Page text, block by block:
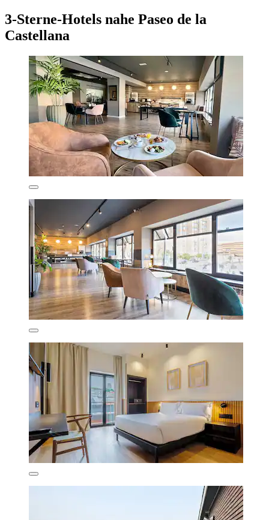
3-Sterne-Hotels nahe Paseo de la
Castellana